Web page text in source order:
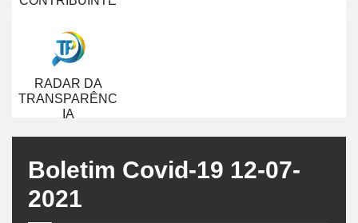
RADAR DA
TRANSPARÊNC
IA
Boletim Covid-19 12-07-
2021